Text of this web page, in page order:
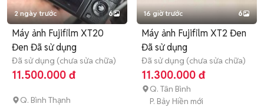
2 ngày trước 6
Máy ảnh Fujifilm XT20
Đen Đã sử dụng
Đã sử dụng (chưa sửa chữa)
11.500.000 đ
Q. Bình Thạnh
16 giờ trước 6
Máy ảnh Fujifilm XT2 Đen
Đã sử dụng
Đã sử dụng (chưa sửa chữa)
11.300.000 đ
Q. Tân Bình
P. Bảy Hiền mới